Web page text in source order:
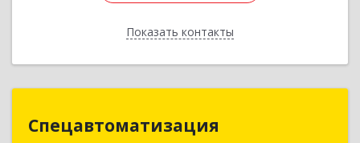
Показать контакты
Назад
Спецавтоматизация